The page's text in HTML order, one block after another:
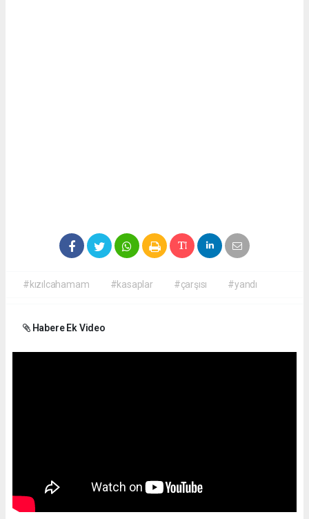
#kızılcahamam #kasaplar #çarşısı #yandı
Habere Ek Video